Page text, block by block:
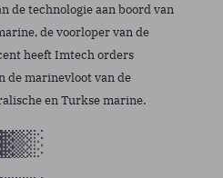
de technologie aan boord van
de voorloper van de
heeft Imtech orders
de marinevloot van de
en Turkse marine.